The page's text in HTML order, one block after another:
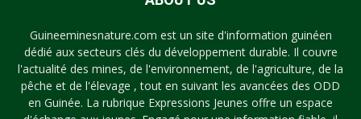
Guineeminesnature.com est un site d'information guinéen
dédié aux secteurs clés du développement durable. Il couvre
l'actualité des mines, de l'environnement, de l'agriculture, de la
pêche et de l'élevage , tout en suivant les avancées des ODD
en Guinée. La rubrique Expressions Jeunes offre un espace